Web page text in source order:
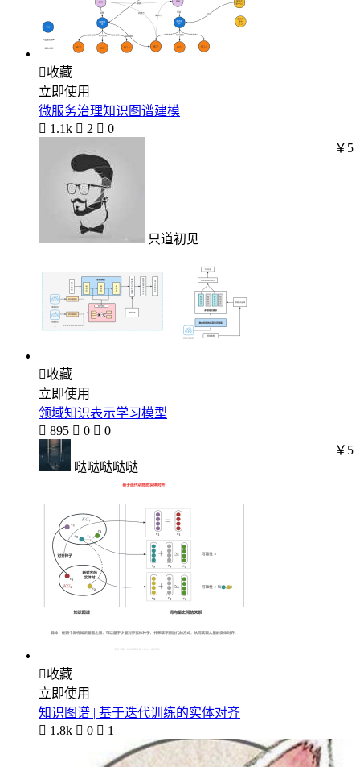
收藏
立即使用
微服务治理知识图谱建模
 1.1k  2  0
只道初见
￥5
收藏
立即使用
领域知识表示学习模型
 895  0  0
哒哒哒哒哒
￥5
收藏
立即使用
知识图谱 | 基于迭代训练的实体对齐
 1.8k  0  1